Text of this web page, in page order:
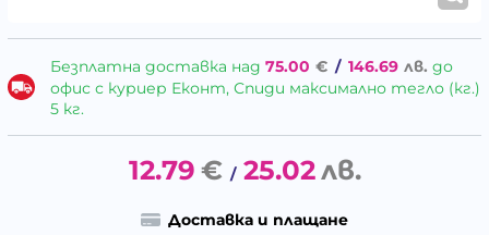
Безплатна доставка над 75.00 € / 146.69 лв. до
офис с куриер Еконт, Спиди максимално тегло (кг.)
5 кг.
12.79 € / 25.02лв.
Доставка и плащане